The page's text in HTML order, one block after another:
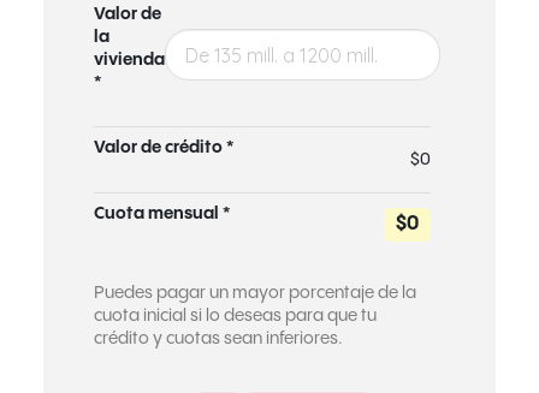
Valor de
la
vivienda
*
Valor de crédito *
$0
Cuota mensual *
$0
Puedes pagar un mayor porcentaje de la
cuota inicial si lo deseas para que tu
crédito y cuotas sean inferiores.